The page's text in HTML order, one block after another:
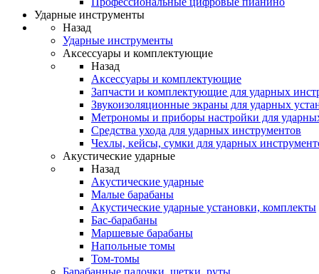
Ударные инструменты
Назад
Ударные инструменты
Аксессуары и комплектующие
Назад
Аксессуары и комплектующие
Запчасти и комплектующие для ударных
Звукоизоляционные экраны для ударных
Метрономы и приборы настройки для
Средства ухода для ударных инструментов
Чехлы, кейсы, сумки для ударных
Акустические ударные
Назад
Акустические ударные
Mалые барабаны
Акустические ударные установки, комплекты
Бас-барабаны
Маршевые барабаны
Напольные томы
Том-томы
Барабанные палочки, щетки, руты